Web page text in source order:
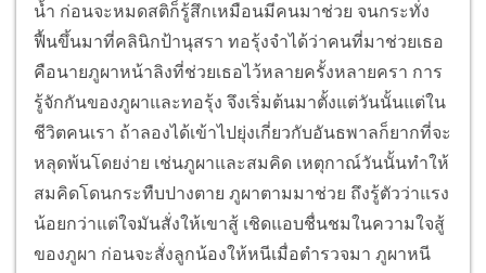
น้ำ ก่อนจะหมดสติก็รู้สึกเหมือนมีคนมาช่วย จนกระทั่ง
ฟื้นขึ้นมาที่คลินิกป้านุสรา ทอรุ้งจำได้ว่าคนที่มาช่วยเธอ
คือนายภูผาหน้าลิงที่ช่วยเธอไว้หลายครั้งหลายครา การ
รู้จักกันของภูผาและทอรุ้ง จึงเริ่มต้นมาตั้งแต่วันนั้นแต่ใน
ชีวิตคนเรา ถ้าลองได้เข้าไปยุ่งเกี่ยวกับอันธพาลก็ยากที่จะ
หลุดพ้นโดยง่าย เช่นภูผาและสมคิด เหตุกาณ์วันนั้นทำให้
สมคิดโดนกระทืบปางตาย ภูผาตามมาช่วย ถึงรู้ตัวว่าแรง
น้อยกว่าแต่ใจมันสั่งให้เขาสู้ เชิดแอบชื่นชมในความใจสู้
ของภูผา ก่อนจะสั่งลูกน้องให้หนีเมื่อตำรวจมา ภูผาหนี